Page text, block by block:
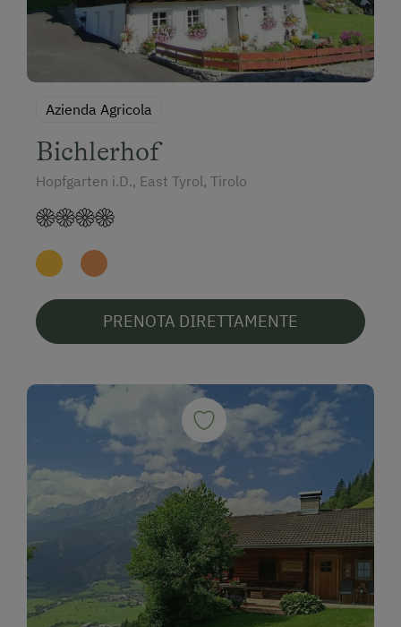
Azienda Agricola
Bichlerhof
Hopfgarten i.D., East Tyrol, Tirolo
PRENOTA DIRETTAMENTE